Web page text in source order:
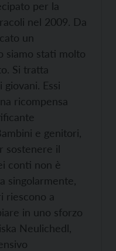
per la
nel 2009. Da
un
siamo stati molto
Si tratta
Essi
ricompensa
e genitori,
sostenere il
conti non è
singolarmente,
riescono a
in uno sforzo
Neulichedl,